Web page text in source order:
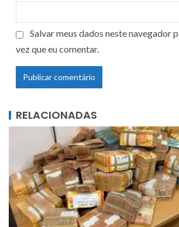
Salvar meus dados neste navegador
vez que eu comentar.
RELACIONADAS